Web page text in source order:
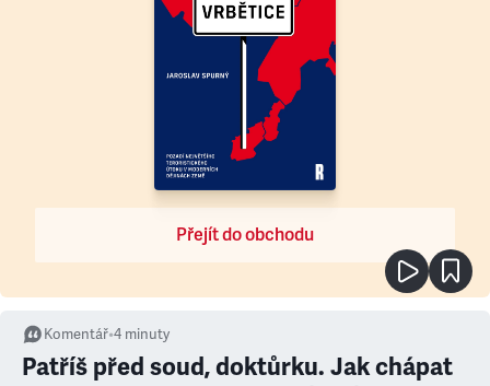
Přejít do obchodu
Komentář•4 minuty
Patříš před soud, doktůrku. Jak chápat